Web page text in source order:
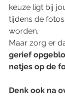
keuze ligt bij
tijdens de
worden.
Maar zorg er
gerief
netjes op de
Denk ook na